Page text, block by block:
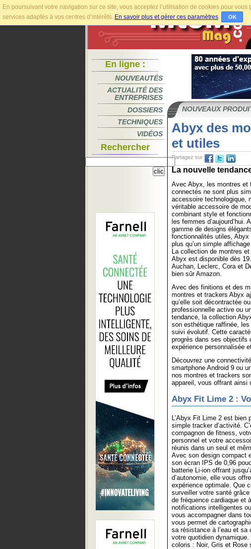
En poursuivant votre navigation sur ce site, vous acceptez l’utilisation de cookies pour vous
services adaptés à vos centres d’intérêts. En savoir plus et gérer ces paramètres. OK
En ligne :
NOUVEAUTÉS
ACTUALITÉ DES
ENTREPRISES
DOSSIERS
TECHNIQUES
VIDÉOS
Rechercher
NOUVEAUX
Abyx des
et utiles
Partagez sur
La nouvelle
Avec Abyx, les montres et
connectés ne sont plus
accessoire technologique,
véritable accessoire de
combinant style et
les femmes d’aujourd’hui.
gamme de designs
fonctionnalités utiles, Abyx
plus qu’un simple affichage
La collection de montres
Abyx est disponible dès
Auchan, Leclerc, Cora et
bien sûr Amazon.
Avec des finitions et des
montres et trackers Abyx
qu’elle soit décontractée
professionnelle active ou
tendance, la collection
son esthétique raffinée,
suivi évolutif. Cette
progrès dans ses objectifs
expérience personnalisée
Découvrez une
smartphone Android 9 ou
nos montres et trackers
appareil, vous offrant ainsi
Abyx Fit Lime 2 :
L’Abyx Fit Lime 2 est bien
simple tracker d’activité.
compagnon de fitness,
personnel et votre
réunis dans un seul et
Avec son design compact
son écran IPS de 0,96
batterie Li-ion offrant
d’autonomie, elle vous
expérience optimale. Que
surveiller votre santé
de fréquence cardiaque et
notifications intelligentes
vous accompagner dans
vous permet de
sa résistance à l’eau et
votre quotidien
coloris : Noir, Gris et Rose